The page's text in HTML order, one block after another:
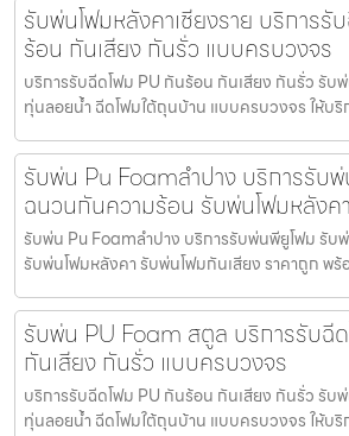
รับพ่นโฟมหลังคาเชียงราย บริการรั
ร้อน กันเสียง กันรั่ว แบบครบวงจร
บริการรับฉีดโฟม PU กันร้อน กันเสียง กันรั่ว รับ
ทุ่นลอยน้ำ ฉีดโฟมใต้ถุนบ้าน แบบครบวงจร ให้บริ
รับพ่น Pu Foamลำปาง บริการรับ
ฉนวนกันความร้อน รับพ่นโฟมหลังค
รับพ่น Pu Foamลำปาง บริการรับพ่นพียูโฟม รั
รับพ่นโฟมหลังคา รับพ่นโฟมกันเสียง ราคาถูก พร้
รับพ่น PU Foam สตูล บริการรับฉี
กันเสียง กันรั่ว แบบครบวงจร
บริการรับฉีดโฟม PU กันร้อน กันเสียง กันรั่ว รับ
ทุ่นลอยน้ำ ฉีดโฟมใต้ถุนบ้าน แบบครบวงจร ให้บริ